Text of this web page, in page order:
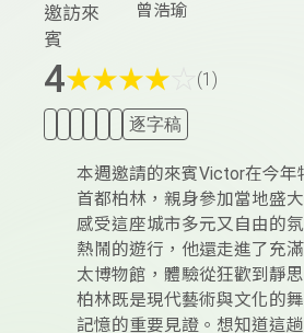
邀訪來
賓
曾浩瑜
4★★★★ (1)
逐字稿
本週邀請的來賓Victor在今年
首都柏林，親身參加當地盛
感受這座城市多元又自由的
熱鬧的遊行，他還走進了充
太博物館，體驗從狂歡到靜
柏林既是現代藝術與文化的
記憶的重要見證。想知道這